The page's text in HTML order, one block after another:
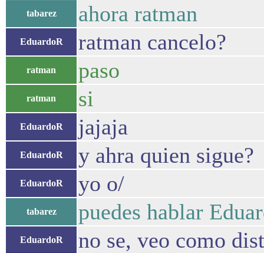
tabarez ahora ratman
EduardoR ratman cancelo?
ratman paso
ratman si
EduardoR jajaja
EduardoR y ahra quien sigue?
EduardoR yo o/
tabarez puedes hablar
EduardoR no se, veo como